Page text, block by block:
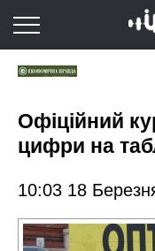
Офіційний
цифри на
10:03 18